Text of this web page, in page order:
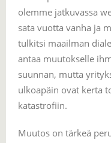
olemme jatkuvassa
sata vuotta vanha ja
tulkitsi maailman
antaa muutokselle
suunnan, mutta
ulkoapäin ovat kerta
katastrofiin.
Muutos on tärkeä